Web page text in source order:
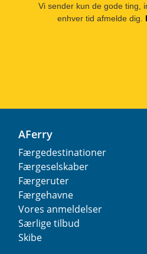
Vi sender kun de gode ting,
enhver tid afmelde dig.
AFerry
Færgedestinationer
Færgeselskaber
Færgeruter
Færgehavne
Vores anmeldelser
Særlige tilbud
Skibe